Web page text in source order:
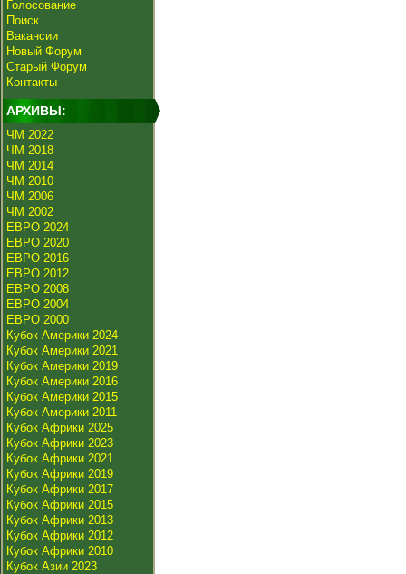
Голосование
Поиск
Вакансии
Новый Форум
Старый Форум
Контакты
АРХИВЫ:
ЧМ 2022
ЧМ 2018
ЧМ 2014
ЧМ 2010
ЧМ 2006
ЧМ 2002
ЕВРО 2024
ЕВРО 2020
ЕВРО 2016
ЕВРО 2012
ЕВРО 2008
ЕВРО 2004
ЕВРО 2000
Кубок Америки 2024
Кубок Америки 2021
Кубок Америки 2019
Кубок Америки 2016
Кубок Америки 2015
Кубок Америки 2011
Кубок Африки 2025
Кубок Африки 2023
Кубок Африки 2021
Кубок Африки 2019
Кубок Африки 2017
Кубок Африки 2015
Кубок Африки 2013
Кубок Африки 2012
Кубок Африки 2010
Кубок Азии 2023